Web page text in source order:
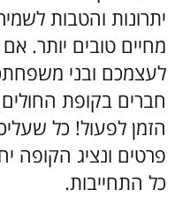
יתרונות והטבות
מחיים טובים יותר.
לעצמכם ובני
חברים בקופת
הזמן לפעול! כל
פרטים ונציג הקופה
כל התחייבות.